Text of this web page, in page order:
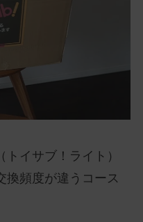
トイサブ！ライト）
換頻度が違うコース